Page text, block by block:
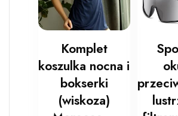
Komplet
koszulka nocna i
bokserki
(wiskoza)